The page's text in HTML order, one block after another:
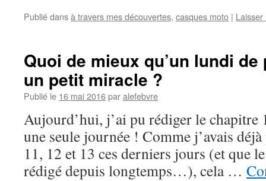
Publié dansà travers mes découvertes, casques moto |
Quoi de mieux qu’un lundi
un petit miracle ?
Publié le 16 mai 2016paralefebvre
Aujourd’hui, j’ai pu rédiger le
une seule journée ! Comme j’avais
11, 12 et 13 ces derniers jours (et que
rédigé depuis longtemps…), cela …